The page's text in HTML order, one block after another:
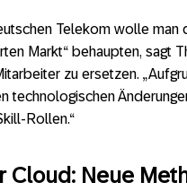
Telekom wolle man
Markt“ behaupten, sagt
zu ersetzen.
technologischen
Rollen.“
Cloud: Neue